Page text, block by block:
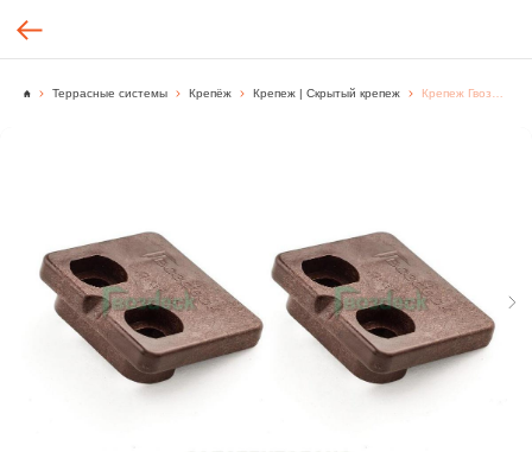
Террасные системы Крепёж Крепеж | Скрытый крепеж